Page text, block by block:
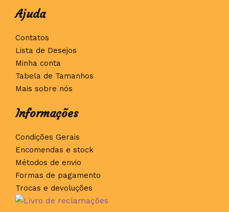
Ajuda
Contatos
Lista de Desejos
Minha conta
Tabela de Tamanhos
Mais sobre nós
Informações
Condições Gerais
Encomendas e stock
Métodos de envio
Formas de pagamento
Trocas e devoluções